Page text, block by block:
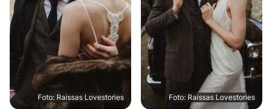
Foto: Raissas Lovestories Foto: Raissas Lovestories